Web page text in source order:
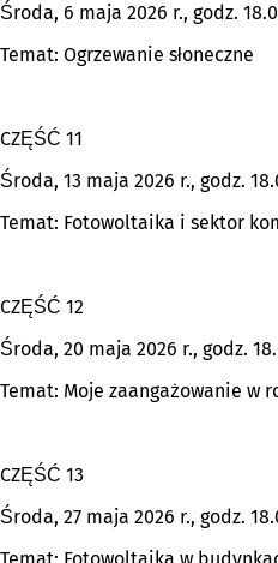
Środa, 6 maja 2026 r., godz.
Temat: Ogrzewanie słoneczne
CZĘŚĆ 11
Środa, 13 maja 2026 r., godz.
Temat: Fotowoltaika i sektor
CZĘŚĆ 12
Środa, 20 maja 2026 r., godz.
Temat: Moje zaangażowanie w
CZĘŚĆ 13
Środa, 27 maja 2026 r., godz.